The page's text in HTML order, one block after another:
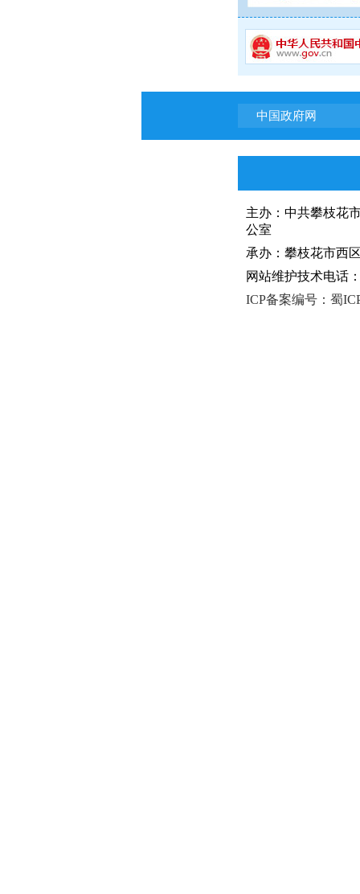
中国政府网
主办：中共攀枝
公室
承办：攀枝花市西
网站维护技术电话
ICP备案编号：蜀